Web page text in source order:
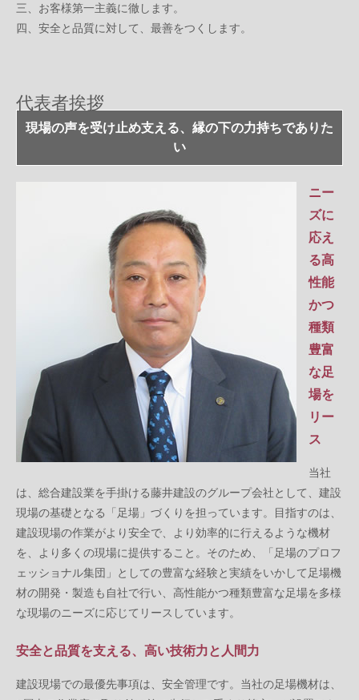
三、お客様第一主義に徹します。
四、安全と品質に対して、最善をつくします。
代表者挨拶
現場の声を受け止め支える、縁の下の力持ちでありた
い
ニー
ズに
応え
る高
性能
かつ
種類
豊富
な足
場を
リー
ス
当社
は、総合建設業を手掛ける藤井建設のグループ会社として、建設
現場の基礎となる「足場」づくりを担っています。目指すのは、
建設現場の作業がより安全で、より効率的に行えるような機材
を、より多くの現場に提供すること。そのため、「足場のプロフ
ェッショナル集団」としての豊富な経験と実績をいかして足場機
材の開発・製造も自社で行い、高性能かつ種類豊富な足場を多様
な現場のニーズに応じてリースしています。
安全と品質を支える、高い技術力と人間力
建設現場での最優先事項は、安全管理です。当社の足場機材は、